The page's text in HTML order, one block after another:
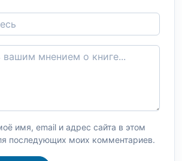
имя, email и адрес сайта в этом
последующих моих комментариев.